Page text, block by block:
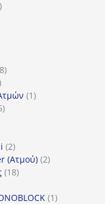
28
11
5
22
προϊόντα
(Ατμού) 22
1818
11